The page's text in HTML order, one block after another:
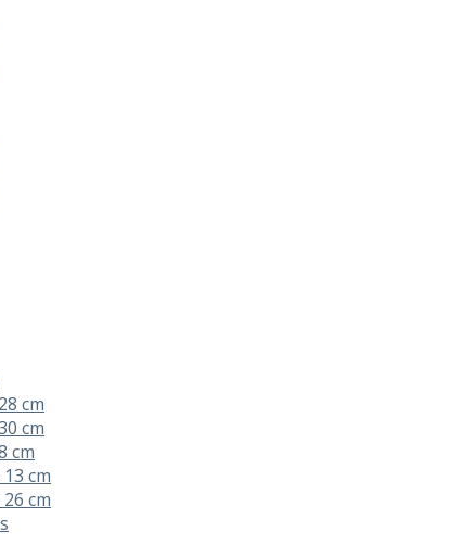
cm
cm
cm
cm
cm